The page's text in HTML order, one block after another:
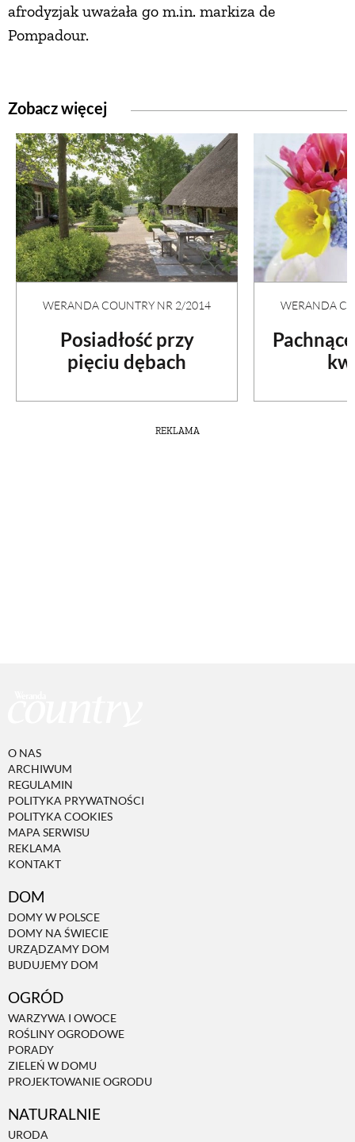
afrodyzjak uważała go m.in. markiza de
Pompadour.
Zobacz więcej
WERANDA COUNTRY NR 2/2014
Posiadłość przy
pięciu dębach
WERANDA
REKLAMA
O NAS
ARCHIWUM
REGULAMIN
POLITYKA PRYWATNOŚCI
POLITYKA COOKIES
MAPA SERWISU
REKLAMA
KONTAKT
DOM
DOMY W POLSCE
DOMY NA ŚWIECIE
URZĄDZAMY DOM
BUDUJEMY DOM
OGRÓD
WARZYWA I OWOCE
ROŚLINY OGRODOWE
PORADY
ZIELEŃ W DOMU
PROJEKTOWANIE OGRODU
NATURALNIE
URODA